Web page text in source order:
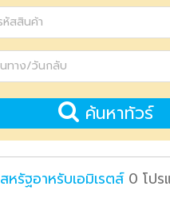
ค้นหาทัวร์
สหรัฐอาหรับเอมิเรตส์ 0 โป